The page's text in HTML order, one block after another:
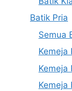
Batik Pria
Semua
Kemeja
Kemeja
Kemeja